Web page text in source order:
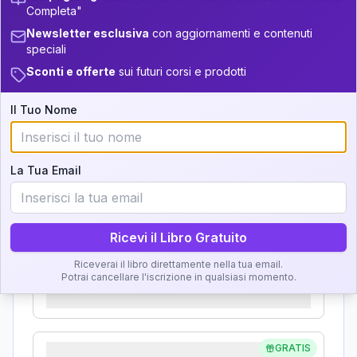
14-16 +5
17.5-18.5 +6 17
18.5-19 +7 21
34-36
Analisi, Significato e
GRATIS
Zona del Ritratto
Importanza:
Karma Genitore-Figlio
GRATIS
Completa"
Newsletter esclusiva con aggiornamenti e contenuti
speciali
Sconti e offerte sui futuri corsi e prodotti
Il Tuo Nome
La Tua Email
Ricevi il Libro Gratuito
Riceverai il libro direttamente nella tua email.
Potrai cancellare l'iscrizione in qualsiasi momento.